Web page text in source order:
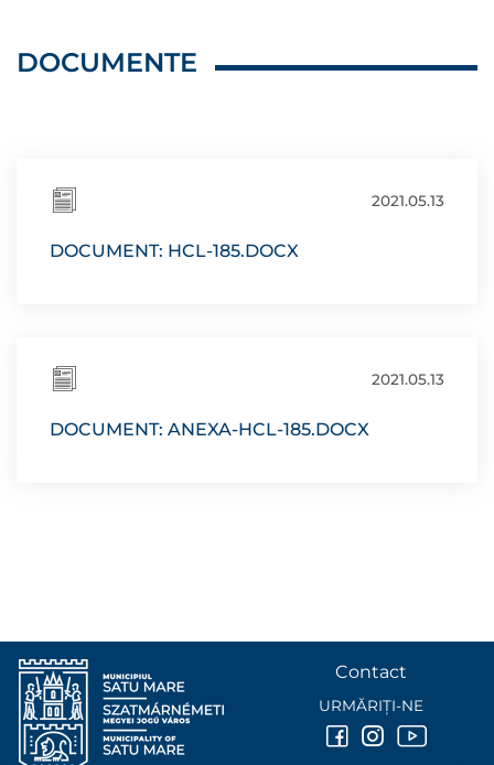
DOCUMENTE
2021.05.13
DOCUMENT: HCL-185.DOCX
2021.05.13
DOCUMENT: ANEXA-HCL-185.DOCX
Contact
URMĂRIȚI-NE